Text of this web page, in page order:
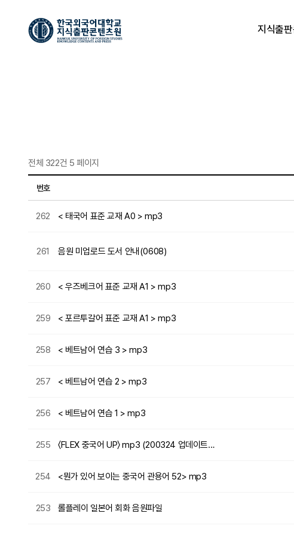
지식출
전체 322건 5 페이지
번호
262 < 태국어 표준 교재 A0 > mp3
261 음원 미업로드 도서 안내(0608)
260 < 우즈베크어 표준 교재 A1 > mp3
259 < 포르투갈어 표준 교재 A1 > mp3
258 < 베트남어 연습 3 > mp3
257 < 베트남어 연습 2 > mp3
256 < 베트남어 연습 1 > mp3
255 〈FLEX 중국어 UP〉 mp3 (200324 업데이트…
254 <뭔가 있어 보이는 중국어 관용어 52> mp3
253 롤플레이 일본어 회화 음원파일